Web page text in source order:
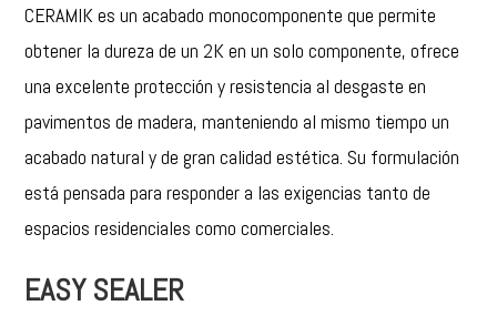
CERAMIKes un acabado monocomponente que permite
obtener la dureza de un 2K en un solo componente, ofrece
una excelente protección y resistencia al desgaste en
pavimentos de madera, manteniendo al mismo tiempo un
acabado natural y de gran calidad estética. Su formulación
está pensada para responder a las exigencias tanto de
espacios residenciales como comerciales.
EASY SEALER